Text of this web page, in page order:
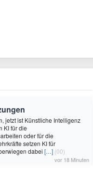
jetzt ist Künstliche Intelligenz
KI für die
oder für die
setzen KI für
dabei […] (00)
vor 18 Minuten